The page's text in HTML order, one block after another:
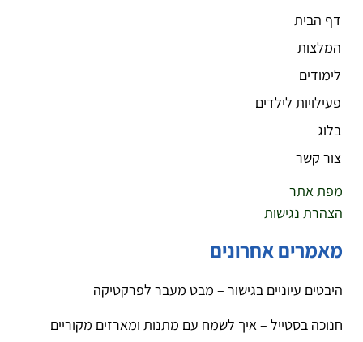
דף הבית
המלצות
לימודים
פעילויות לילדים
בלוג
צור קשר
מפת אתר
הצהרת נגישות
מאמרים אחרונים
היבטים עיוניים בגישור – מבט מעבר לפרקטיקה
חנוכה בסטייל – איך לשמח עם מתנות ומארזים מקוריים